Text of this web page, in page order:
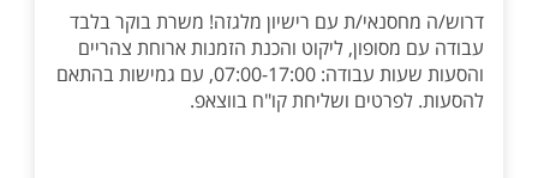
דרוש/ה מחסנאי/ת עם רישיון מלגזה! משרת בוקר בלבד
עבודה עם מסופון, ליקוט והכנת הזמנות ארוחת צהריים
והסעות שעות עבודה: 07:00-17:00, עם גמישות בהתאם
להסעות. לפרטים ושליחת קו"ח בווצאפ.